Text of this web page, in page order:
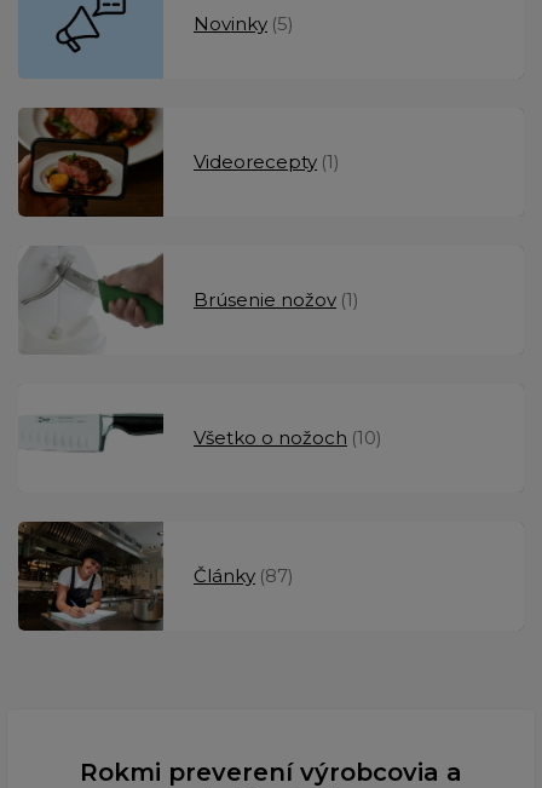
Novinky (5)
Videorecepty (1)
Brúsenie nožov (1)
Všetko o nožoch (10)
Články (87)
Rokmi preverení výrobcovia a